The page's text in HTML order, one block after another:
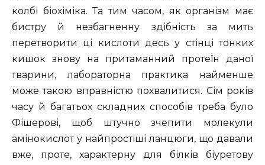
колбі біохіміка. Та тим часом, як організм має
бистру й незбагненну здібність за мить
перетворити ці кислоти десь у стінці тонких
кишок знову на притаманний протеїн даної
тварини, лабораторна практика найменше
може такою вправністю похвалитися. Сім років
часу й багатьох складних способів треба було
Фішерові, щоб штучно зчепити молекули
амінокислот у найпростіші ланцюги, що давали
вже, проте, характерну для білків біуретову